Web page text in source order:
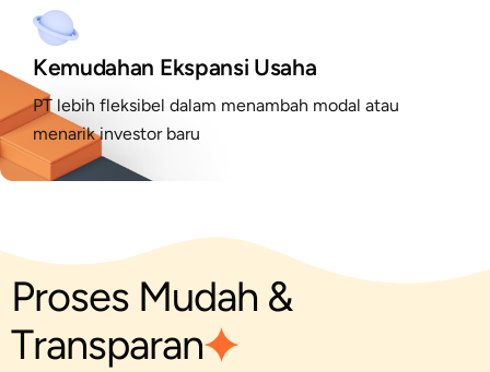
Kemudahan Ekspansi Usaha
PT lebih fleksibel dalam menambah modal atau
menarik investor baru
Proses Mudah &
Transparan